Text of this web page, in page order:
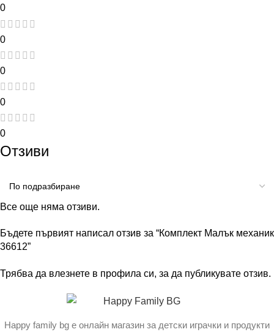
0
0
0
0
0
Отзиви
Все още няма отзиви.
Бъдете първият написал отзив за “Комплект Малък механик
36612”
Трябва да влезнете в профила си, за да публикувате отзив.
Happy family bg е онлайн магазин за детски играчки и продукти